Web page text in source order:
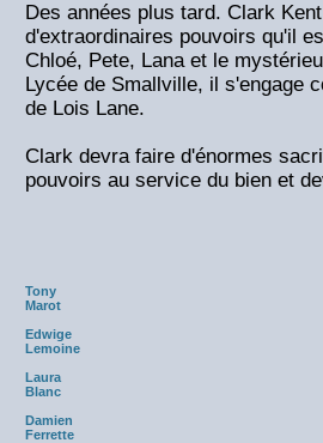
Des années plus tard. Clark
d'extraordinaires pouvoirs qu'il
Chloé, Pete, Lana et le
Lycée de Smallville, il s'engage
de Lois Lane.
Clark devra faire d'énormes
pouvoirs au service du bien et
Tony
Marot
Edwige
Lemoine
Laura
Blanc
Damien
Ferrette